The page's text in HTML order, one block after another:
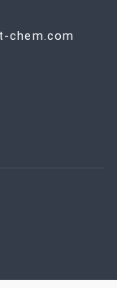
chem.com